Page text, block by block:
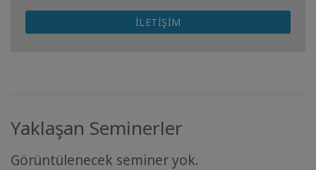
İLETIŞIM
Yaklaşan Seminerler
Görüntülenecek seminer yok.